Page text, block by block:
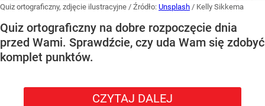
Quiz ortograficzny, zdjęcie ilustracyjne / Źródło: Unsplash / Kelly Sikkema
Quiz ortograficzny na dobre rozpoczęcie dnia
przed Wami. Sprawdźcie, czy uda Wam się zdobyć
komplet punktów.
CZYTAJ DALEJ